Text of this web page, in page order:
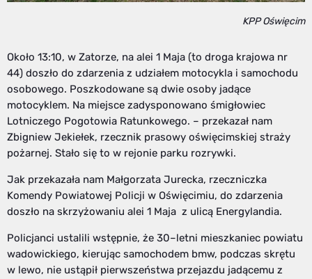
KPP Oświęcim
Około 13:10, w Zatorze, na alei 1 Maja (to droga krajowa nr
44) doszło do zdarzenia z udziałem motocykla i samochodu
osobowego. Poszkodowane są dwie osoby jadące
motocyklem. Na miejsce zadysponowano śmigłowiec
Lotniczego Pogotowia Ratunkowego. – przekazał nam
Zbigniew Jekiełek, rzecznik prasowy oświęcimskiej straży
pożarnej. Stało się to w rejonie parku rozrywki.
Jak przekazała nam Małgorzata Jurecka, rzeczniczka
Komendy Powiatowej Policji w Oświęcimiu, do zdarzenia
doszło na skrzyżowaniu alei 1 Maja z ulicą Energylandia.
Policjanci ustalili wstępnie, że 30–letni mieszkaniec powiatu
wadowickiego, kierując samochodem bmw, podczas skrętu
w lewo, nie ustąpił pierwszeństwa przejazdu jadącemu z